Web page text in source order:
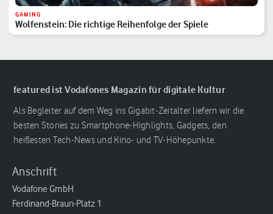
GAMING
Wolfenstein: Die richtige Reihenfolge der Spiele
featured ist Vodafones Magazin für digitale Kultur
Als Begleiter auf dem Weg ins Gigabit-Zeitalter liefern wir die
besten Stories zu Smartphone-Highlights, Gadgets, den
heißesten Tech-News und Kino- und TV-Höhepunkte.
Anschrift
Vodafone GmbH
Ferdinand-Braun-Platz 1